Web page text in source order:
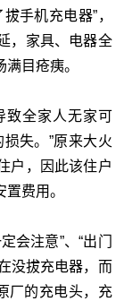
手机充电器”，
，家具、电器全
目疮痍。
致全家人无家可
失。”原来大火
户，因此该住户
费用。
会注意”、“出门
没拔充电器，而
厂的充电头，充